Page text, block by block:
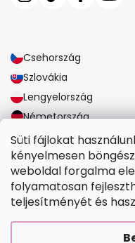
Süti fájlokat
kényelmesen
weboldal forgalma
folyamatosan
teljesítményét és
Csehország
Szlovákia
Lengyelország
Németország
Nagy-Britannia
MEGBÍZHATÓ SZÁLLÍTÁSI
BIZTONSÁGOS FIZETÉSI